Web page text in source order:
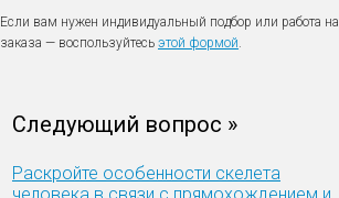
Если вам нужен индивидуальный подбор или работа на
заказа — воспользуйтесь этой формой.
Следующий вопрос »
Раскройте особенности скелета